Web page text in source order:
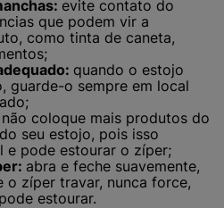
evite contato do
que podem vir a
como tinta de caneta,
quando o estojo
guarde-o sempre em local
não coloque mais produtos do
seu estojo, pois isso
e pode estourar o zíper;
abra e feche suavemente,
o zíper travar, nunca force,
estourar.